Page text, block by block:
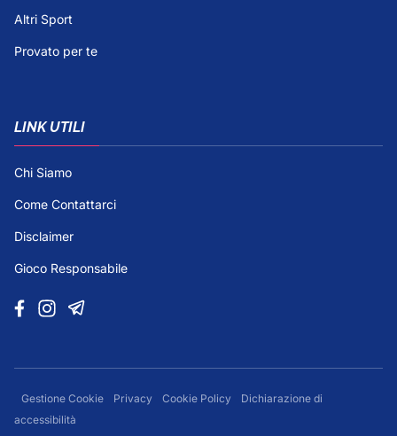
Altri Sport
Provato per te
LINK UTILI
Chi Siamo
Come Contattarci
Disclaimer
Gioco Responsabile
Gestione Cookie Privacy Cookie Policy
Dichiarazione di
accessibilità